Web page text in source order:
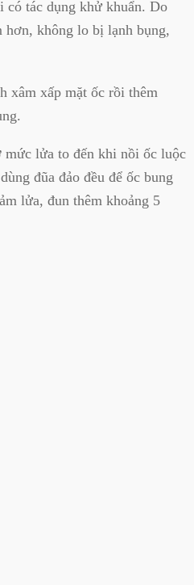
có tác dụng khử khuẩn. Do
hơn, không lo bị lạnh bụng,
xâm xấp mặt ốc rồi thêm
mức lửa to đến khi nồi ốc luộc
đũa đảo đều để ốc bung
lửa, đun thêm khoảng 5